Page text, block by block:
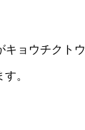
ョウチクト
。